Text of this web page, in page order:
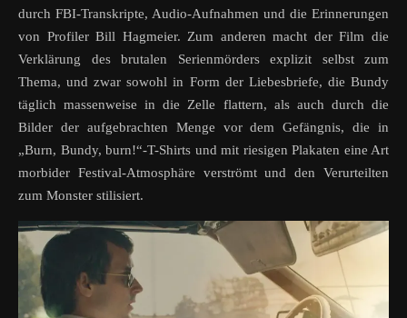
durch FBI-Transkripte, Audio-Aufnahmen und die Erinnerungen
von Profiler Bill Hagmeier. Zum anderen macht der Film die
Verklärung des brutalen Serienmörders explizit selbst zum
Thema, und zwar sowohl in Form der Liebesbriefe, die Bundy
täglich massenweise in die Zelle flattern, als auch durch die
Bilder der aufgebrachten Menge vor dem Gefängnis, die in
„Burn, Bundy, burn!“-T-Shirts und mit riesigen Plakaten eine Art
morbider Festival-Atmosphäre verströmt und den Verurteilten
zum Monster stilisiert.